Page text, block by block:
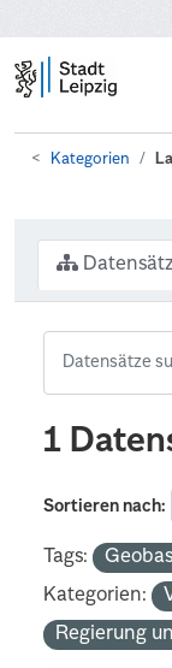
Kategorien
1
Sortieren nach
Tags:
Kategorien:
Regierung